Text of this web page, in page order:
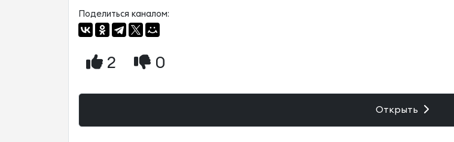
Поделиться каналом:
2 0
Открыть